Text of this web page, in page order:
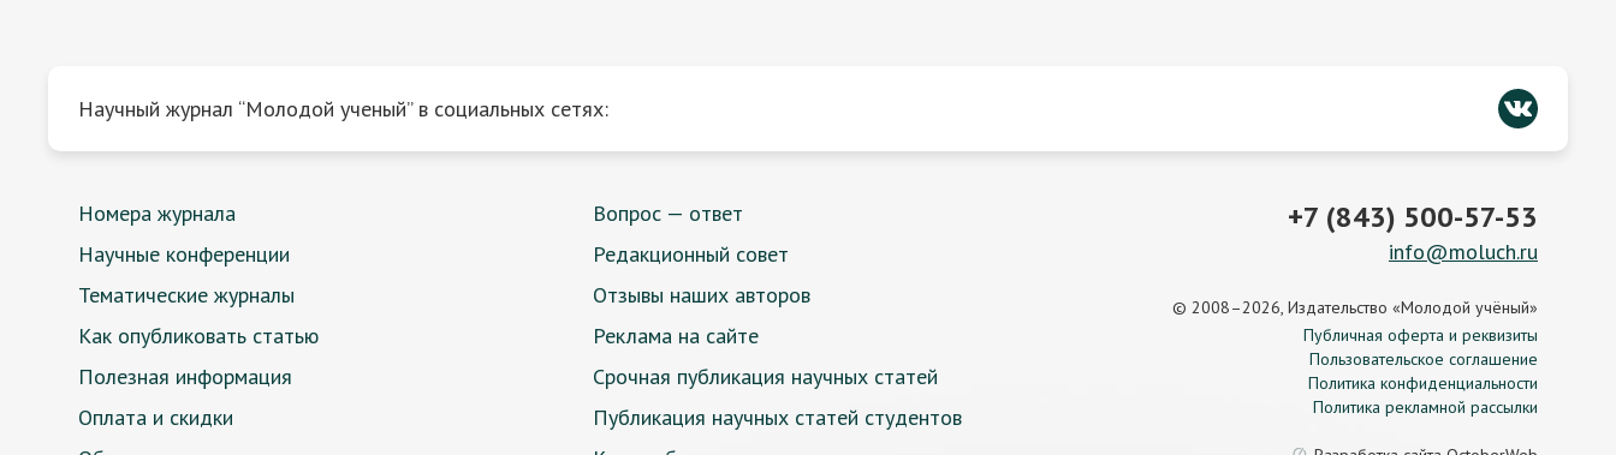
Научный журнал “Молодой ученый” в социальных сетях:
Номера журнала
Научные конференции
Тематические журналы
Как опубликовать статью
Полезная информация
Оплата и скидки
Вопрос — ответ
Редакционный совет
Отзывы наших авторов
Реклама на сайте
Срочная публикация научных статей
Публикация научных статей студентов
+7 (843) 500-57-53
info@moluch.ru
© 2008–2026, Издательство «Молодой учёный»
Публичная оферта и реквизиты
Пользовательское соглашение
Политика конфиденциальности
Политика рекламной рассылки